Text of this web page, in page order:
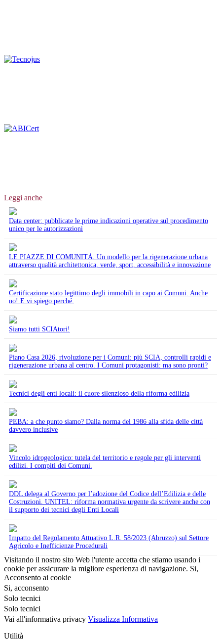
Leggi anche
Data center: pubblicate le prime indicazioni operative sul procedimento
unico per le autorizzazioni
LE PIAZZE DI COMUNITÀ. Un modello per la rigenerazione urbana
attraverso qualità architettonica, verde, sport, accessibilità e innovazione
Certificazione stato legittimo degli immobili in capo ai Comuni. Anche
no! E vi spiego perché.
Siamo tutti SCIAtori!
Piano Casa 2026, rivoluzione per i Comuni: più SCIA, controlli rapidi e
rigenerazione urbana al centro. I Comuni protagonisti: ma sono pronti?
Tecnici degli enti locali: il cuore silenzioso della riforma edilizia
PEBA: a che punto siamo? Dalla norma del 1986 alla sfida delle città
davvero inclusive
Vincolo idrogeologico: tutela del territorio e regole per gli interventi
edilizi. I compiti dei Comuni.
DDL delega al Governo per l’adozione del Codice dell’Edilizia e delle
Costruzioni. UNITEL: riforma normativa urgente da scrivere anche con
il supporto dei tecnici degli Enti Locali
Impatto del Regolamento Attuativo L.R. 58/2023 (Abruzzo) sul Settore
Agricolo e Inefficienze Procedurali
Visitando il nostro sito Web l'utente accetta che stiamo usando i
cookie per assicurare la migliore esperienza di navigazione. Si,
Acconsento ai cookie
Si, acconsento
Solo tecnici
Solo tecnici
Vai all'informativa privacy Visualizza Informativa
Utilità